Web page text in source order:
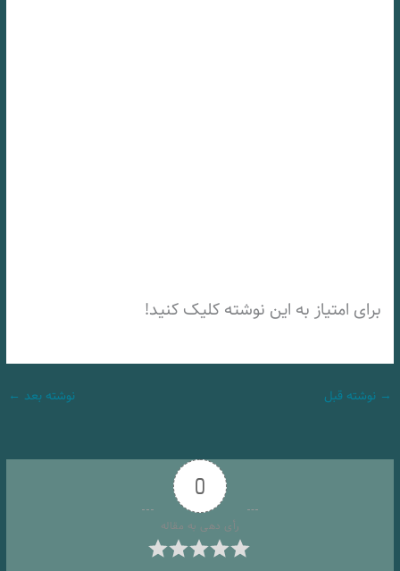
برای امتیاز به این نوشته کلیک کنید!
→ نوشته قبل نوشته بعد ←
0
رأی دهی به مقاله